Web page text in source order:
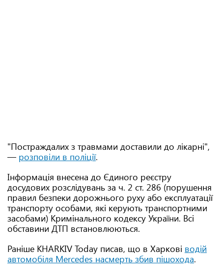
"Постраждалих з травмами доставили до лікарні",
— розповіли в поліції.
Інформація внесена до Єдиного реєстру
досудових розслідувань за ч. 2 ст. 286 (порушення
правил безпеки дорожнього руху або експлуатації
транспорту особами, які керують транспортними
засобами) Кримінального кодексу України. Всі
обставини ДТП встановлюються.
Раніше KHARKIV Today писав, що в Харкові водій
автомобіля Mercedes насмерть збив пішохода.